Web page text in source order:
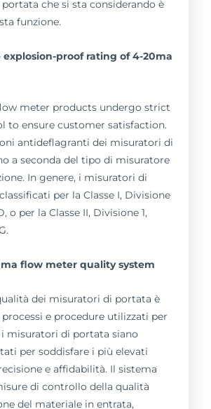
che si sta considerando è
funzione.
explosion-proof rating of 4-20ma
meter products undergo strict
to ensure customer satisfaction.
antideflagranti dei misuratori di
a seconda del tipo di misuratore
In genere, i misuratori di
per la Classe I, Divisione
o per la Classe II, Divisione 1,
flow meter quality system
dei misuratori di portata è
e procedure utilizzati per
misuratori di portata siano
per soddisfare i più elevati
e affidabilità. Il sistema
di controllo della qualità
del materiale in entrata,